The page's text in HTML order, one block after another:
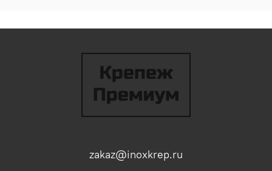
zakaz@inoxkrep.ru